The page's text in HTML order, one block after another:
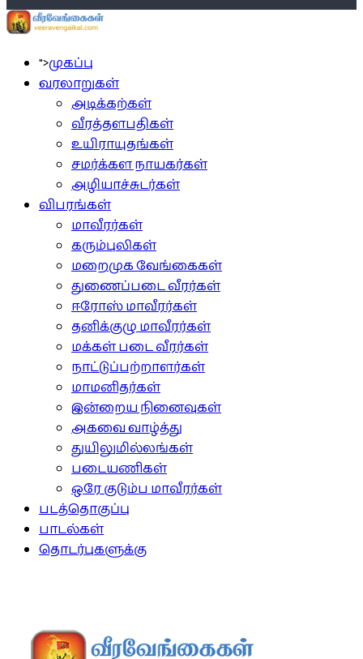
">முகப்பு
வரலாறுகள்
அடிக்கற்கள்
வீரத்தளபதிகள்
உயிராயுதங்கள்
சமர்க்கள நாயகர்கள்
அழியாச்சுடர்கள்
விபரங்கள்
மாவீரர்கள்
கரும்புலிகள்
மறைமுக வேங்கைகள்
துணைப்படை வீரர்கள்
ஈரோஸ் மாவீரர்கள்
தனிக்குழு மாவீரர்கள்
மக்கள் படை வீரர்கள்
நாட்டுப்பற்றாளர்கள்
மாமனிதர்கள்
இன்றைய நினைவுகள்
அகவை வாழ்த்து
துயிலுமில்லங்கள்
படையணிகள்
ஒரே குடும்ப மாவீரர்கள்
படத்தொகுப்பு
பாடல்கள்
தொடர்புகளுக்கு